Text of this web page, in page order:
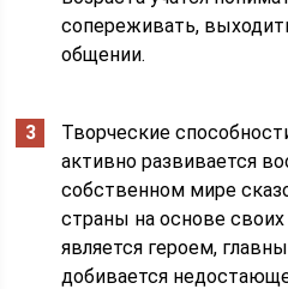
сопереживать,
общении.
Творческие
активно развивается
собственном мире
страны на основе
является героем,
добивается